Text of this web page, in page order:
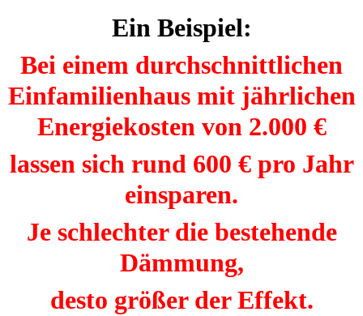
Ein Beispiel:
Bei einem durchschnittlichen
Einfamilienhaus mit jährlichen
Energiekosten von 2.000 €
lassen sich rund 600 € pro Jahr
einsparen.
Je schlechter die bestehende
Dämmung,
desto größer der Effekt.